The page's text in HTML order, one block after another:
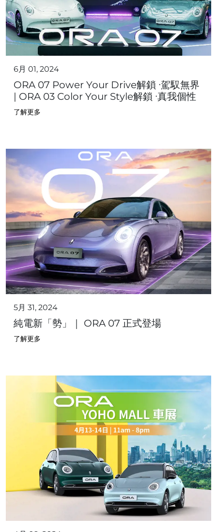
6月 01, 2024
ORA 07 Power Your Drive解鎖 ∙駕馭無界
| ORA 03 Color Your Style解鎖 ∙真我個性
了解更多
5月 31, 2024
純電新「勢」｜ ORA 07 正式登場
了解更多